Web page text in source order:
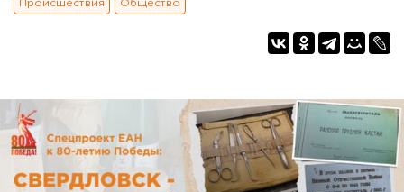
Происшествия Общество